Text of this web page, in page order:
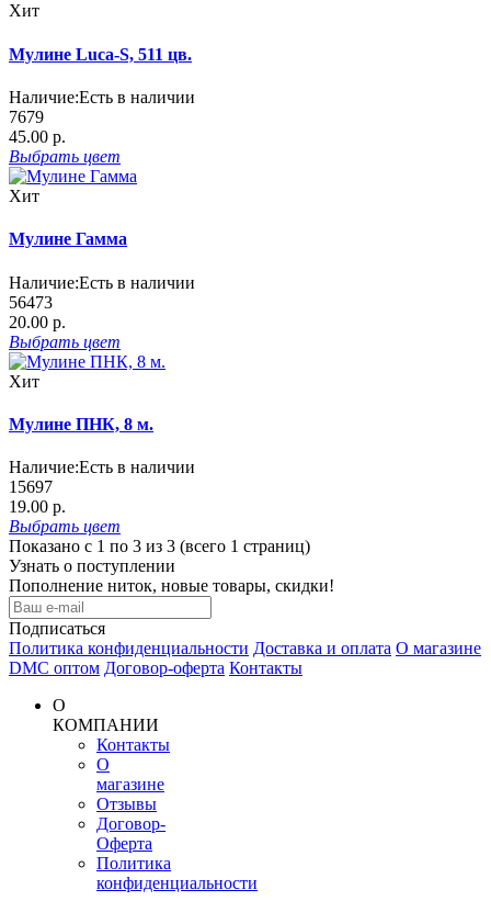
Хит
Мулине Luca-S, 511 цв.
Наличие:Есть в наличии
7679
45.00 р.
Выбрать цвет
Хит
Мулине Гамма
Наличие:Есть в наличии
56473
20.00 р.
Выбрать цвет
Хит
Мулине ПНК, 8 м.
Наличие:Есть в наличии
15697
19.00 р.
Выбрать цвет
Показано с 1 по 3 из 3 (всего 1 страниц)
Узнать о поступлении
Пополнение ниток, новые товары, скидки!
Подписаться
Политика конфиденциальности Доставка и оплата О магазине
DMC оптом Договор-оферта Контакты
О
КОМПАНИИ
Контакты
О
магазине
Отзывы
Договор-
Оферта
Политика
конфиденциальности